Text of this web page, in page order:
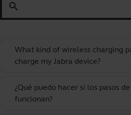
search
What kind of wireless charging
charge my Jabra device?
¿Qué puedo hacer si los pasos
funcionan?